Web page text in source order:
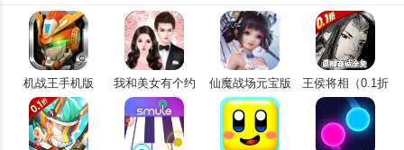
2.最喜欢的漫画可以添加书签和关注，任何新的内容和评论都可以一
目了然。观看评论，阅读时感觉良好。
3.每天，新发布的漫画可以实时推送给你，一周内最新、最热门的内
容可以很容易地查看。
4.您可以订阅您最喜欢的漫画，一旦有新的章节更新，通知将自动推
送，方便用户获取他们最喜欢漫画的最新内容。
机战王手机版
我和美女有个约
会
仙魔战场元宝版
王侯将相（0.1折
全密卷无限
648）